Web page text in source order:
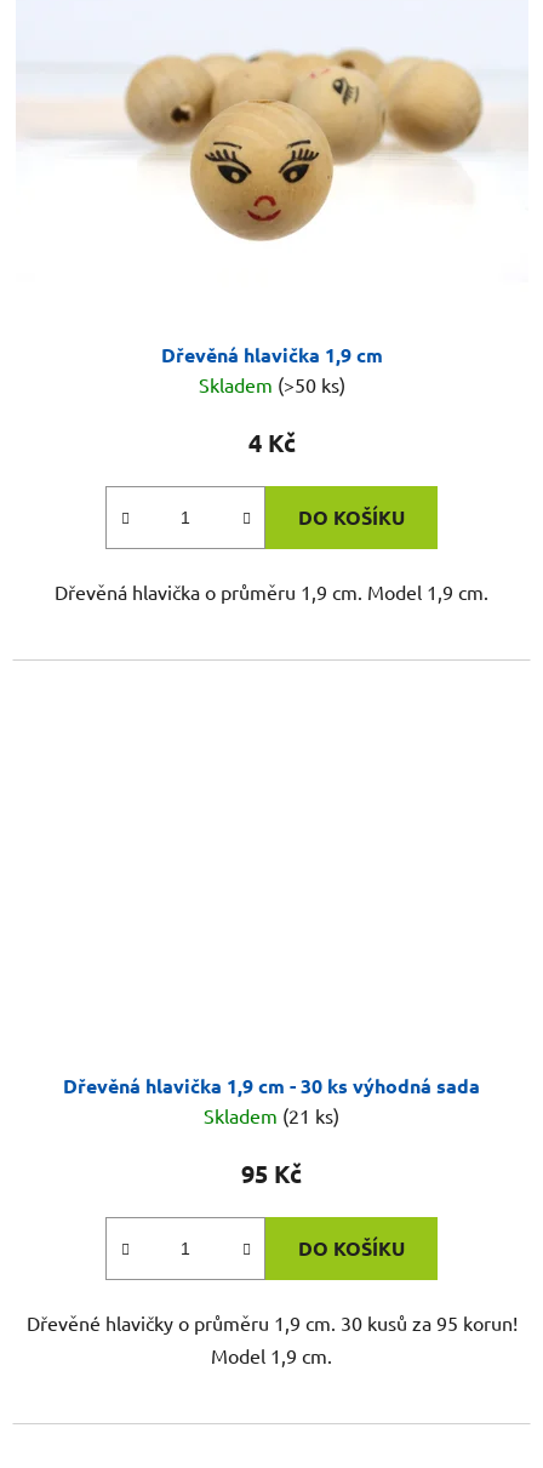
Dřevěná hlavička 1,9 cm
Skladem (>50 ks)
4 Kč
DO KOŠÍKU
Dřevěná hlavička o průměru 1,9 cm. Model 1,9 cm.
Dřevěná hlavička 1,9 cm - 30 ks výhodná sada
Skladem (21 ks)
95 Kč
DO KOŠÍKU
Dřevěné hlavičky o průměru 1,9 cm. 30 kusů za 95 korun!
Model 1,9 cm.